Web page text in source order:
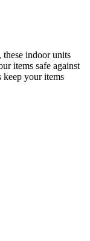
indoor units
items safe against
keep your items